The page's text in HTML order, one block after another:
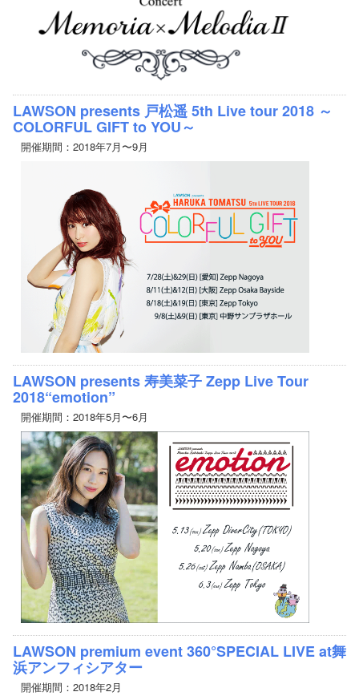
LAWSON presents 戸松遥 5th Live tour 2018 ～
COLORFUL GIFT to YOU～
開催期間：2018年7月〜9月
LAWSON presents 寿美菜子 Zepp Live Tour
2018“emotion”
開催期間：2018年5月〜6月
LAWSON premium event 360°SPECIAL LIVE at舞
浜アンフィシアター
開催期間：2018年2月